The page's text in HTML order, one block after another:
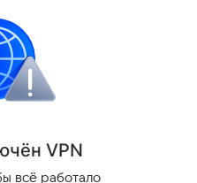
лазерного
ён VPN
всё работало